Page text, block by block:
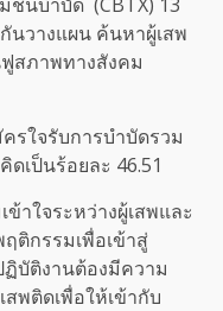
วางแผน ค้นหาผู้เสพ
สภาพทางสังคม
รใจรับการบำบัดรวม
ดเป็นร้อยละ 46.51
าใจระหว่างผู้เสพและ
ติกรรมเพื่อเข้าสู่
ฏิบัติงานต้องมีความ
พติดเพื่อให้เข้ากับ